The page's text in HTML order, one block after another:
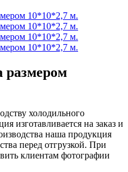
размером
холодильного
изготавливается на заказ и
наша продукция
перед отгрузкой. При
клиентам фотографии